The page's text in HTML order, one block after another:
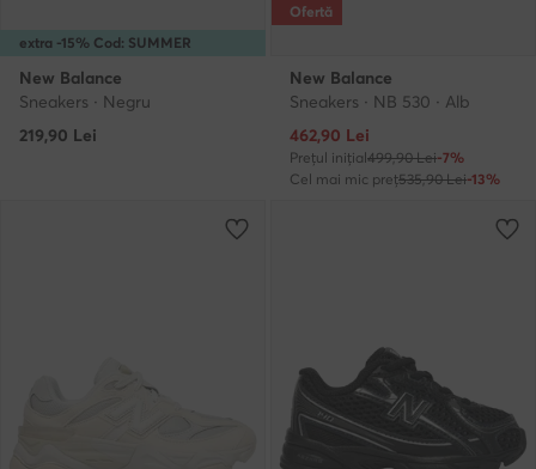
extra -15% Cod: SUMMER
New Balance
Sneakers · Negru
219,90 Lei
Ofertă
New Balance
Sneakers · NB 530 · Alb
Prețul actual
462,90 Lei
Prețul inițial499,90 Lei-7%
Cel mai mic preț535,90 Lei-13%